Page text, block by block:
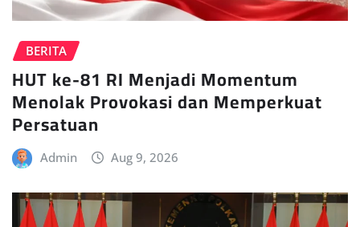
BERITA
HUT ke-81 RI Menjadi Momentum
Menolak Provokasi dan Memperkuat
Persatuan
Admin Aug 9, 2026